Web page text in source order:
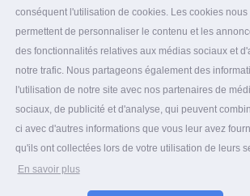
conséquent l'utilisation de cookies. Les cookies nous
permettent de personnaliser le contenu et les
des fonctionnalités relatives aux médias sociaux et
notre trafic. Nous partageons également des
l'utilisation de notre site avec nos partenaires de
sociaux, de publicité et d'analyse, qui peuvent
ci avec d'autres informations que vous leur avez
qu'ils ont collectées lors de votre utilisation de leurs
En savoir plus